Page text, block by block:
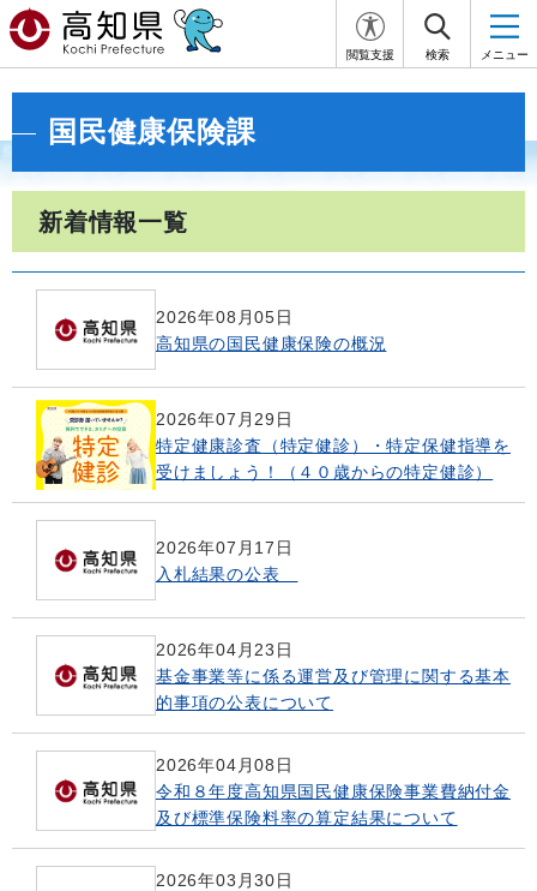
閲覧支援 検索 メニュー
国民健康保険課
新着情報一覧
2026年08月05日
高知県の国民健康保険の概況
2026年07月29日
特定健康診査（特定健診）・特定保健指導を
受けましょう！（４０歳からの特定健診）
2026年07月17日
入札結果の公表
2026年04月23日
基金事業等に係る運営及び管理に関する基本
的事項の公表について
2026年04月08日
令和８年度高知県国民健康保険事業費納付金
及び標準保険料率の算定結果について
2026年03月30日